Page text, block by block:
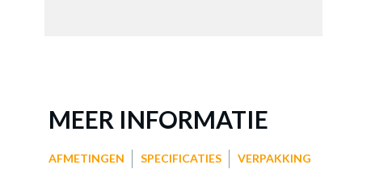
MEER INFORMATIE
AFMETINGEN SPECIFICATIES VERPAKKING